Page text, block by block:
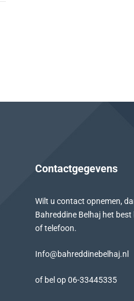
Contactgegevens
Wilt u contact opnemen,
Bahreddine Belhaj het best
of telefoon.
Info@bahreddinebelhaj.nl
of bel op06-33445335